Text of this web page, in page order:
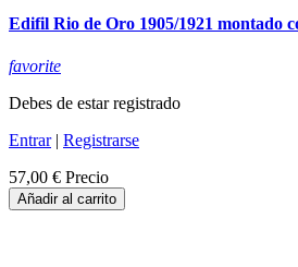
Edifil Rio de Oro 1905/1921 montado
favorite
Debes de estar registrado
Entrar| Registrarse
57,00 € Precio
Añadir al carrito